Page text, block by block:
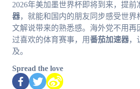
2026年美加墨世界杯即将到来，提前
器，就能和国内的朋友同步感受世界
文解说带来的熟悉感。海外党不用再
过喜欢的体育赛事，用番茄加速器，
及。
Spread the love